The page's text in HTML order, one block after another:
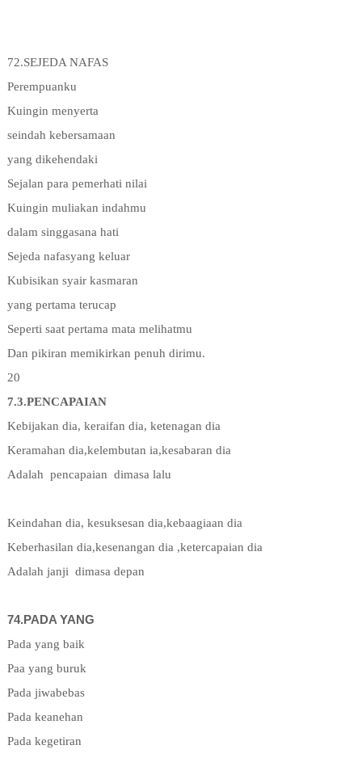
72.SEJEDA NAFAS
Perempuanku
Kuingin menyerta
seindah kebersamaan
yang dikehendaki
Sejalan para pemerhati nilai
Kuingin muliakan indahmu
dalam singgasana hati
Sejeda nafasyang keluar
Kubisikan syair kasmaran
yang pertama terucap
Seperti saat pertama mata melihatmu
Dan pikiran memikirkan penuh dirimu.
20
7.3.PENCAPAIAN
Kebijakan dia, keraifan dia, ketenagan dia
Keramahan dia,kelembutan ia,kesabaran dia
Adalah pencapaian dimasa lalu
Keindahan dia, kesuksesan dia,kebaagiaan dia
Keberhasilan dia,kesenangan dia ,ketercapaian dia
Adalah janji dimasa depan
74.PADA YANG
Pada yang baik
Paa yang buruk
Pada jiwabebas
Pada keanehan
Pada kegetiran